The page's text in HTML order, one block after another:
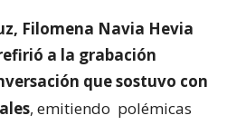
Filomena Navia Hevia
a la grabación
que sostuvo con
, emitiendo polémicas